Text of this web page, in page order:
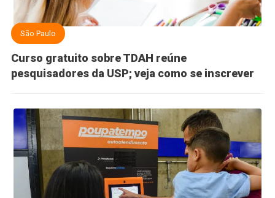
São Paulo
Curso gratuito sobre TDAH reúne
pesquisadores da USP; veja como se inscrever